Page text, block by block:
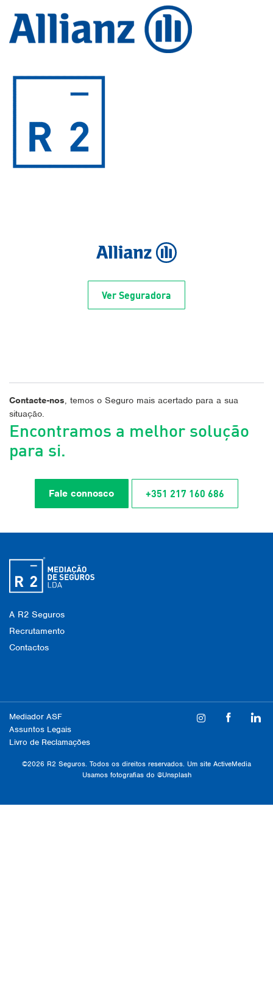
Ver Seguradora
Contacte-nos, temos o Seguro mais acertado para a sua
situação.
Encontramos a melhor solução
para si.
Fale connosco +351 217 160 686
A R2 Seguros
Recrutamento
Contactos
Mediador ASF
Assuntos Legais
Livro de Reclamações
©2026 R2 Seguros. Todos os direitos reservados. Um site ActiveMedia
Usamos fotografias do @Unsplash